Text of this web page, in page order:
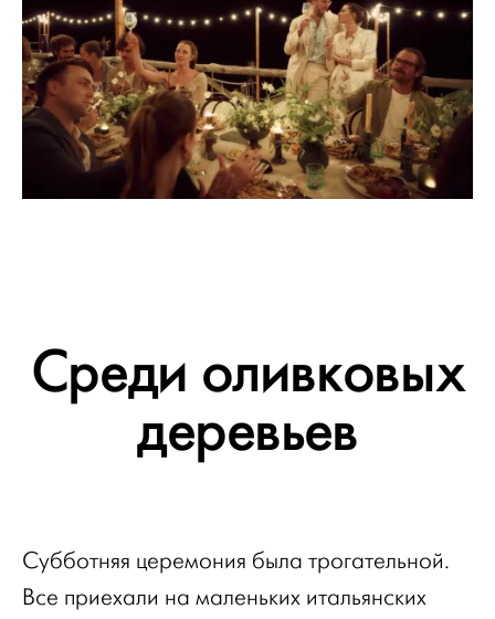
Среди оливковых
деревьев
Субботняя церемония была трогательной.
Все приехали на маленьких итальянских